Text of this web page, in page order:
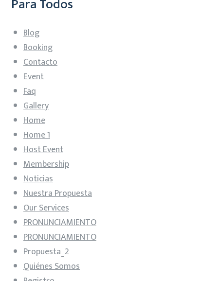
Blog
Booking
Contacto
Event
Faq
Gallery
Home
Home 1
Host Event
Membership
Noticias
Nuestra Propuesta
Our Services
PRONUNCIAMIENTO
PRONUNCIAMIENTO
Propuesta_2
Quiénes Somos